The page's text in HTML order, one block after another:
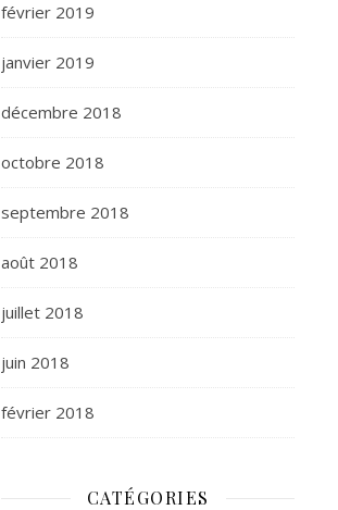
février 2019
janvier 2019
décembre 2018
octobre 2018
septembre 2018
août 2018
juillet 2018
juin 2018
février 2018
CATÉGORIES